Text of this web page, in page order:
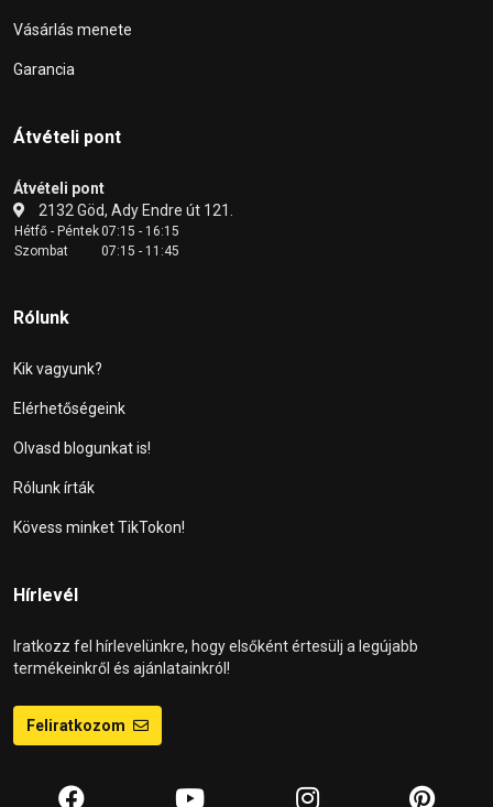
Vásárlás menete
Garancia
Átvételi pont
Átvételi pont
2132 Göd, Ady Endre út 121.
Hétfő - Péntek07:15 - 16:15
Szombat
07:15 - 11:45
Rólunk
Kik vagyunk?
Elérhetőségeink
Olvasd blogunkat is!
Rólunk írták
Kövess minket TikTokon!
Hírlevél
Iratkozz fel hírlevelünkre, hogy elsőként értesülj a legújabb
termékeinkről és ajánlatainkról!
Feliratkozom